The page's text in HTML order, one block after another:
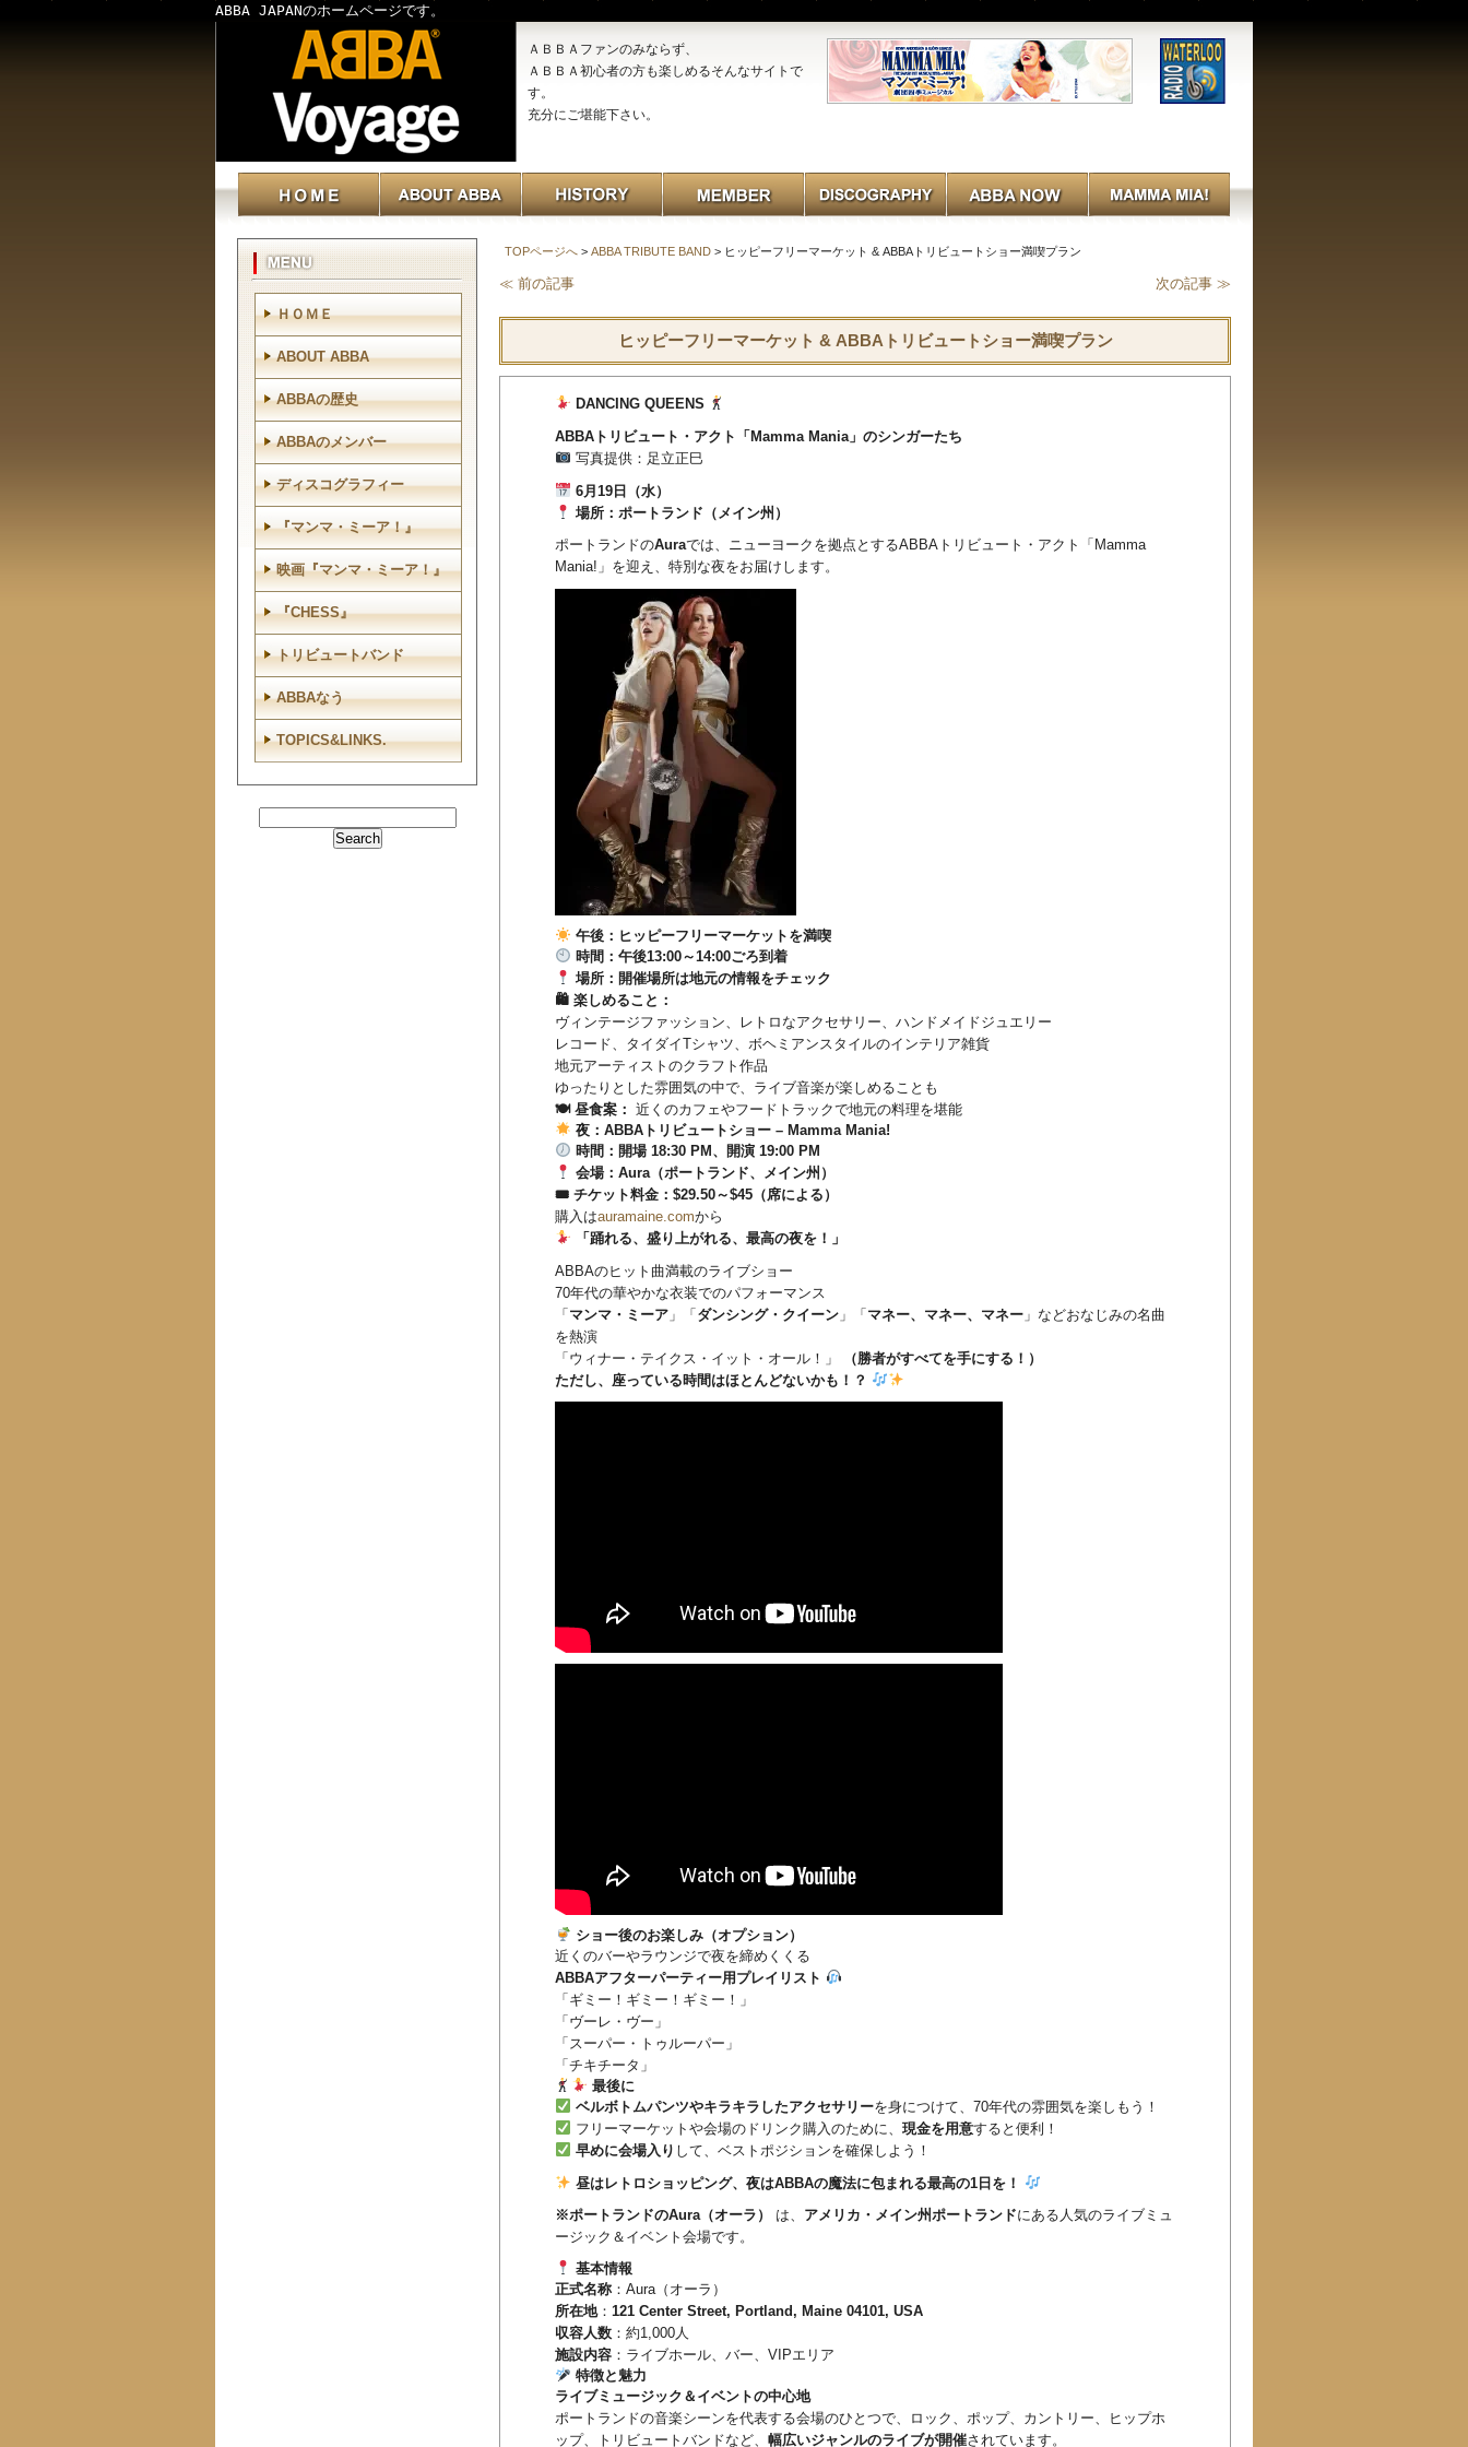
ABBA JAPANのホームページです。
ＡＢＢＡファンのみならず、
ＡＢＢＡ初心者の方も楽しめるそんなサイトで
す。
充分にご堪能下さい。
TOPページへ > ABBA TRIBUTE BAND > ヒッピーフリーマーケット & ABBAトリビュートショー満喫プラン
≪ 前の記事 次の記事 ≫
ヒッピーフリーマーケット & ABBAトリビュートショー満喫プラン
DANCING QUEENS
ABBAトリビュート・アクト「Mamma Mania」のシンガーたち
写真提供：足立正巳
6月19日（水）
場所：ポートランド（メイン州）
ポートランドのAuraでは、ニューヨークを拠点とするABBAトリビュート・アクト「Mamma
Mania!」を迎え、特別な夜をお届けします。
午後：ヒッピーフリーマーケットを満喫
時間：午後13:00～14:00ごろ到着
場所：開催場所は地元の情報をチェック
🛍 楽しめること：
ヴィンテージファッション、レトロなアクセサリー、ハンドメイドジュエリー
レコード、タイダイTシャツ、ボヘミアンスタイルのインテリア雑貨
地元アーティストのクラフト作品
ゆったりとした雰囲気の中で、ライブ音楽が楽しめることも
🍽 昼食案： 近くのカフェやフードトラックで地元の料理を堪能
夜：ABBAトリビュートショー – Mamma Mania!
時間：開場 18:30 PM、開演 19:00 PM
会場：Aura（ポートランド、メイン州）
🎟 チケット料金：$29.50～$45（席による）
購入はauramaine.comから
「踊れる、盛り上がれる、最高の夜を！」
ABBAのヒット曲満載のライブショー
70年代の華やかな衣装でのパフォーマンス
「マンマ・ミーア 」「ダンシング・クイーン 」「マネー、マネー、マネー 」などおなじみの名曲
を熱演
「ウィナー・テイクス・イット・オール！」
（勝者がすべてを手にする！）
ただし、座っている時間はほとんどないかも！？
ショー後のお楽しみ（オプション）
近くのバーやラウンジで夜を締めくくる
ABBAアフターパーティー用プレイリスト
「ギミー！ギミー！ギミー！」
「ヴーレ・ヴー」
「スーパー・トゥルーパー」
「チキチータ」
最後に
ベルボトムパンツやキラキラしたアクセサリーを身につけて、70年代の雰囲気を楽しもう！
フリーマーケットや会場のドリンク購入のために、 現金を用意すると便利！
早めに会場入り して、ベストポジションを確保しよう！
昼はレトロショッピング、夜はABBAの魔法に包まれる最高の1日を！
※ポートランドのAura（オーラ）
は、 アメリカ・メイン州ポートランドにある人気のライブミュ
ージック＆イベント会場です。
基本情報
正式名称 ：Aura（オーラ）
所在地： 121 Center Street, Portland, Maine 04101, USA
収容人数 ：約1,000人
施設内容 ：ライブホール、バー、VIPエリア
特徴と魅力
ライブミュージック＆イベントの中心地
ポートランドの音楽シーンを代表する会場のひとつで、ロック、ポップ、カントリー、ヒップホ
ップ、トリビュートバンドなど、 幅広いジャンルのライブが開催されています。
ＨＯＭＥ
ABOUT ABBA
ABBAの歴史
ABBAのメンバー
ディスコグラフィー
『マンマ・ミーア！』
映画『マンマ・ミーア！』
『CHESS』
トリビュートバンド
ABBAなう
TOPICS&LINKS.